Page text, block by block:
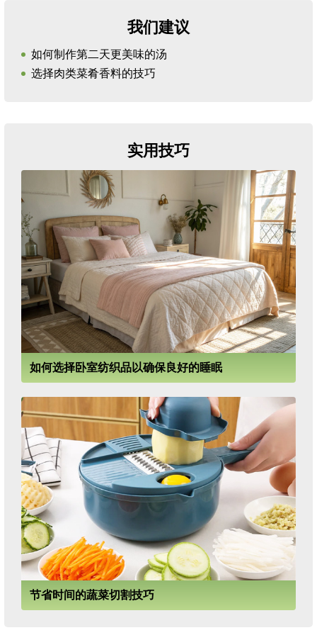
我们建议
如何制作第二天更美味的汤
选择肉类菜肴香料的技巧
实用技巧
如何选择卧室纺织品以确保良好的睡眠
节省时间的蔬菜切割技巧